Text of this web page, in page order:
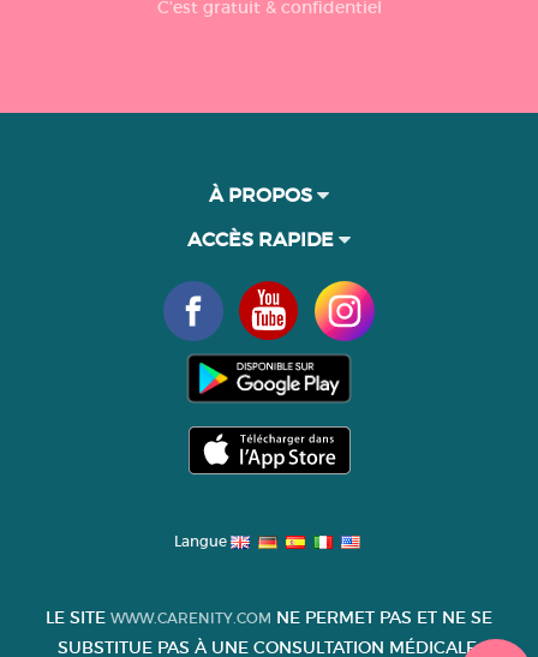
C'est gratuit & confidentiel
À PROPOS
ACCÈS RAPIDE
Langue
LE SITE WWW.CARENITY.COM NE PERMET PAS ET NE SE
SUBSTITUE PAS À UNE CONSULTATION MÉDICALE.